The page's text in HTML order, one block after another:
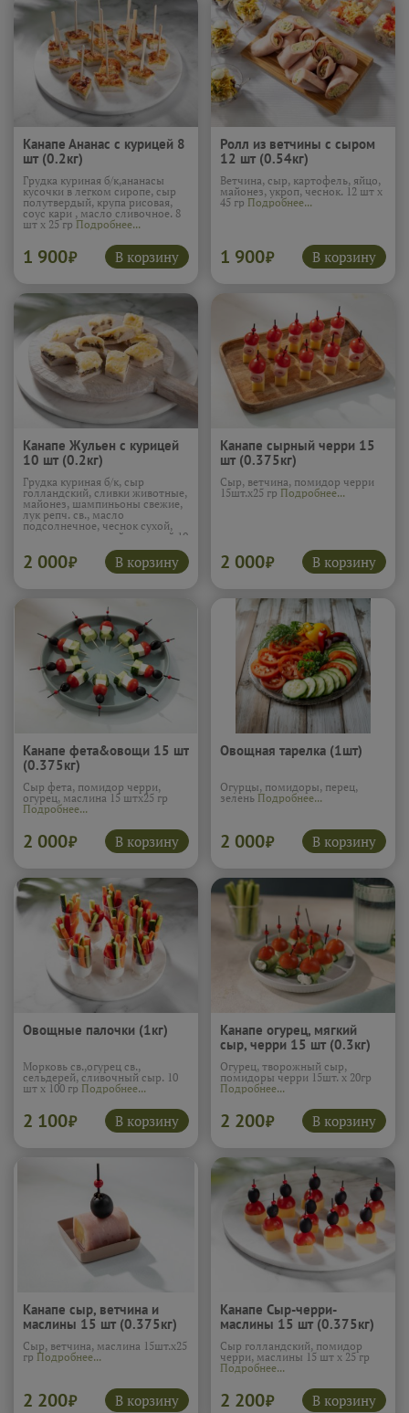
Канапе Ананас с курицей 8
шт (0.2кг)
Грудка куриная б/к,ананасы
кусочки в легком сиропе, сыр
полутвердый, крупа рисовая,
соус кари , масло сливочное. 8
шт х 25 гр Подробнее...
1 900₽ В корзину
Ролл из ветчины с сыром
12 шт (0.54кг)
Ветчина, сыр, картофель, яйцо,
майонез, укроп, чеснок. 12 шт х
45 гр Подробнее...
1 900₽ В корзину
Канапе Жульен с курицей
10 шт (0.2кг)
Грудка куриная б/к, сыр
голландский, сливки животные,
майонез, шампиньоны свежие,
лук репч. св., масло
подсолнечное, чеснок сухой,
соль, перец черный молотый 10
Подробнее...
2 000₽ В корзину
Канапе сырный черри 15
шт (0.375кг)
Сыр, ветчина, помидор черри
15шт.х25 гр Подробнее...
2 000₽ В корзину
Канапе фета&овощи 15 шт
(0.375кг)
Сыр фета, помидор черри,
огурец, маслина 15 штх25 гр
Подробнее...
2 000₽ В корзину
Овощная тарелка (1шт)
Огурцы, помидоры, перец,
зелень Подробнее...
2 000₽ В корзину
Овощные палочки (1кг)
Морковь св.,огурец св.,
сельдерей, сливочный сыр. 10
шт х 100 гр Подробнее...
2 100₽ В корзину
Канапе огурец, мягкий
сыр, черри 15 шт (0.3кг)
Огурец, творожный сыр,
помидоры черри 15шт. х 20гр
Подробнее...
2 200₽ В корзину
Канапе сыр, ветчина и
маслины 15 шт (0.375кг)
Сыр, ветчина, маслина 15шт.х25
гр Подробнее...
2 200₽ В корзину
Канапе Сыр-черри-
маслины 15 шт (0.375кг)
Сыр голландский, помидор
черри, маслины 15 шт х 25 гр
Подробнее...
2 200₽ В корзину